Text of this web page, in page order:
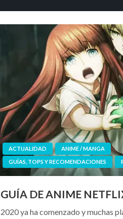
ACTUALIDAD
ANIME / MANGA
GUÍAS, TOPS Y RECOMENDACIONES
GUÍA DE ANIME
2020 ya ha comenzado y muchas